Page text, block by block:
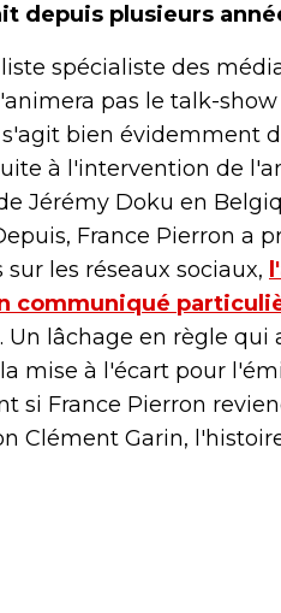
depuis plusieurs
spécialiste des
pas le talk-
s'agit bien évidemment
à l'intervention de
Jérémy Doku en
France Pierron a
les réseaux sociaux,
communiqué
Un lâchage en règle
mise à l'écart pour
si France Pierron
Clément Garin,